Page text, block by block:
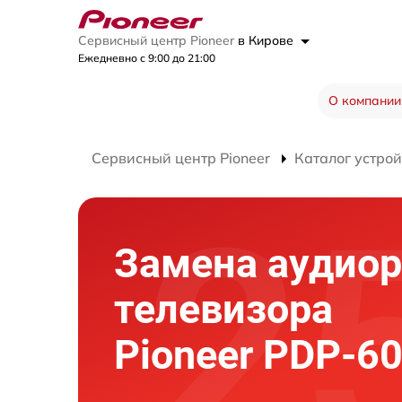
Сервисный центр Pioneer в Кирове
Ежедневно с 9:00 до 21:00
О компании
Сервисный центр Pioneer Каталог
Замена
телевизора
Pioneer PDP-